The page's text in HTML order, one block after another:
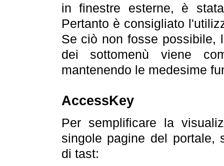
in finestre esterne, è
Pertanto è consigliato
Se ciò non fosse possibile,
dei sottomenù viene
mantenendo le medesime
AccessKey
Per semplificare la
singole pagine del portale,
di tast: